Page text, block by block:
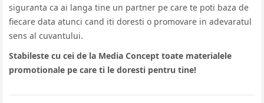
siguranta ca ai langa tine un partner pe care te poti baza de
fiecare data atunci cand iti doresti o promovare in adevaratul
sens al cuvantului.
Stabileste cu cei de la Media Concept toate materialele
promotionale pe care ti le doresti pentru tine!